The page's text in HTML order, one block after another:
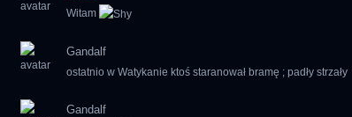
Witam
Gandalf
ostatnio w Watykanie ktoś staranował bramę ; padły strzały
Gandalf